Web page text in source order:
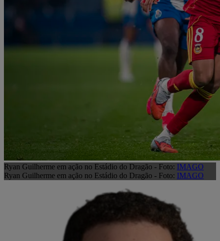
Ryan Guilherme em ação no Estádio do Dragão - Foto: IMAGO
Ryan Guilherme em ação no Estádio do Dragão - Foto: IMAGO